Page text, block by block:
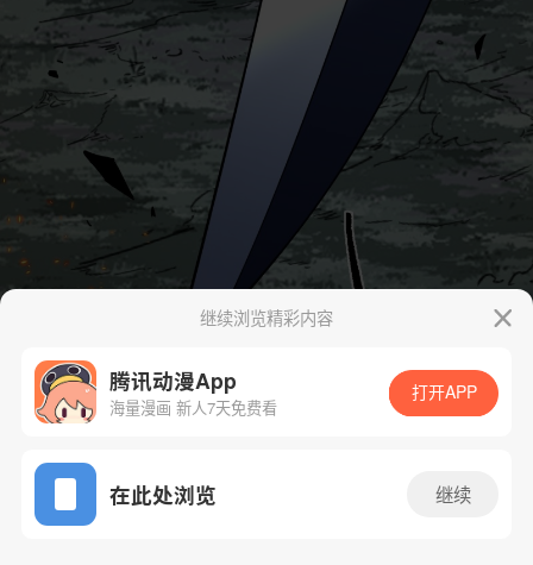
App免费看
继续浏览精彩内容
腾讯动漫App
海量漫画 新人7天免费看
打开APP
在此处浏览 继续